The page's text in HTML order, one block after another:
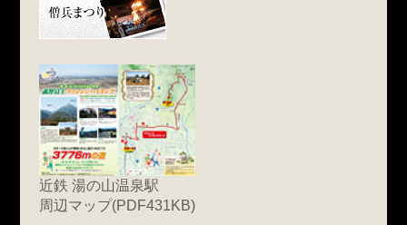
近鉄 湯の山温泉駅
周辺マップ(PDF431KB)